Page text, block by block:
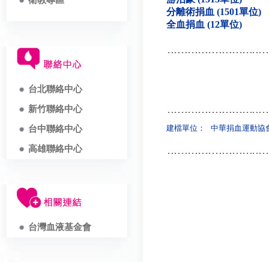
台北聯絡中心
新竹聯絡中心
台中聯絡中心
高雄聯絡中心
台灣血液基金會
分離術捐血 (1501單位)
全血捐血 (12單位)
建檔單位： 中華捐血運動協